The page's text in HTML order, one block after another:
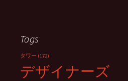
Tags
タワー (172)
デザイナーズ